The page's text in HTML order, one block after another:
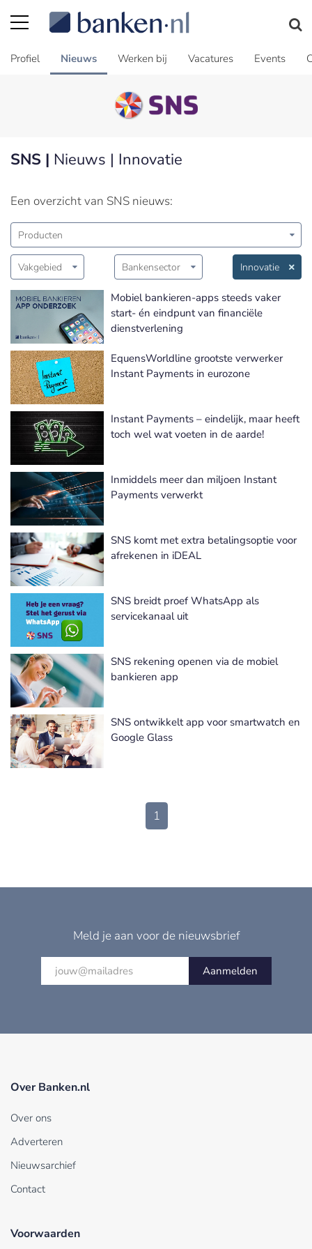
Profiel Nieuws Werken bij Vacatures Events
SNS | Nieuws | Innovatie
Een overzicht van SNS nieuws:
Producten
Vakgebied Bankensector Innovatie
Mobiel bankieren-apps steeds vaker
start- én eindpunt van financiële
dienstverlening
EquensWorldline grootste verwerker
Instant Payments in eurozone
Instant Payments – eindelijk, maar heeft
toch wel wat voeten in de aarde!
Inmiddels meer dan miljoen Instant
Payments verwerkt
SNS komt met extra betalingsoptie voor
afrekenen in iDEAL
SNS breidt proef WhatsApp als
servicekanaal uit
SNS rekening openen via de mobiel
bankieren app
SNS ontwikkelt app voor smartwatch en
Google Glass
1
Meld je aan voor de nieuwsbrief
Aanmelden
Over Banken.nl
Over ons
Adverteren
Nieuwsarchief
Contact
Voorwaarden